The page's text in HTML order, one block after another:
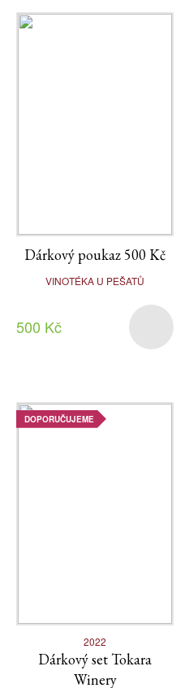
Dárkový poukaz 500 Kč
VINOTÉKA U PEŠATŮ
500 Kč
DOPORUČUJEME
2022
Dárkový set Tokara
Winery